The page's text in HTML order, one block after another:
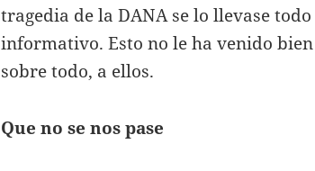
tragedia de la DANA se lo llevase
informativo. Esto no le ha venido
sobre todo, a ellos.
Que no se nos pase